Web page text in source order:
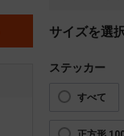
サイズを選
ステッカー
すべて